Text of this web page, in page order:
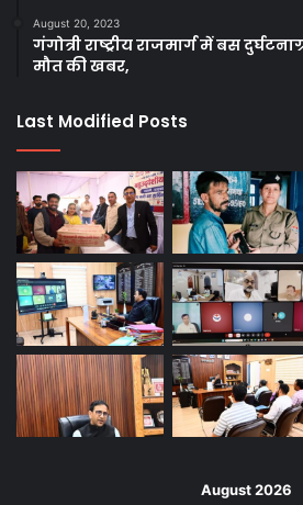
August 20, 2023
गंगोत्री राष्ट्रीय राजमार्ग में बस
मौत की खबर,
Last Modified Posts
August 2026